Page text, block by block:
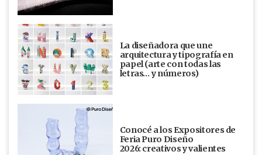
La diseñadora que une
arquitectura y tipografía en
papel (arte con todas las
letras… y números)
Conocé a los Expositores de
Feria Puro Diseño
2026: creativos y valientes